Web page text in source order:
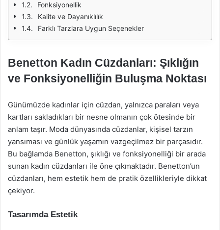
Fonksiyonellik
Kalite ve Dayanıklılık
Farklı Tarzlara Uygun Seçenekler
Benetton Kadın Cüzdanları: Şıklığın
ve Fonksiyonelliğin Buluşma Noktası
Günümüzde kadınlar için cüzdan, yalnızca paraları veya
kartları sakladıkları bir nesne olmanın çok ötesinde bir
anlam taşır. Moda dünyasında cüzdanlar, kişisel tarzın
yansıması ve günlük yaşamın vazgeçilmez bir parçasıdır.
Bu bağlamda Benetton, şıklığı ve fonksiyonelliği bir arada
sunan kadın cüzdanları ile öne çıkmaktadır. Benetton’un
cüzdanları, hem estetik hem de pratik özellikleriyle dikkat
çekiyor.
Tasarımda Estetik